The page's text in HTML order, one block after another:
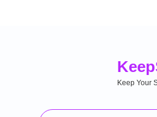
Keep
Keep Your